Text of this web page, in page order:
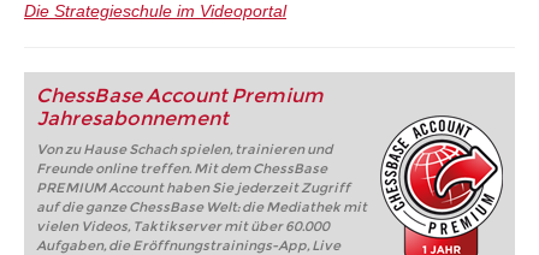
Die Strategieschule im Videoportal
ChessBase Account Premium
Jahresabonnement
Von zu Hause Schach spielen, trainieren und
Freunde online treffen. Mit dem ChessBase
PREMIUM Account haben Sie jederzeit Zugriff
auf die ganze ChessBase Welt: die Mediathek mit
vielen Videos, Taktikserver mit über 60.000
Aufgaben, die Eröffnungstrainings-App, Live